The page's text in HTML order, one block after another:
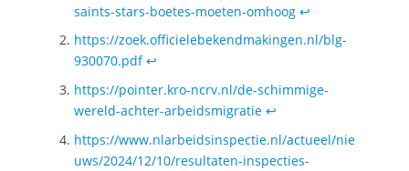
saints-stars-boetes-moeten-omhoog ↩︎
https://zoek.officielebekendmakingen.nl/blg-
930070.pdf ↩︎
https://pointer.kro-ncrv.nl/de-schimmige-
wereld-achter-arbeidsmigratie ↩︎
https://www.nlarbeidsinspectie.nl/actueel/nie
uws/2024/12/10/resultaten-inspecties-